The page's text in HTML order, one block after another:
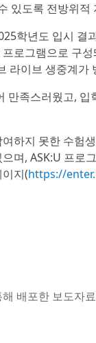
있도록 전방위
학년도 입시 결
로그램으로 구
라이브 생중계
만족스러웠고,
하지 못한 수험
며, ASK:U 프
지(https://
해 배포한 보도자